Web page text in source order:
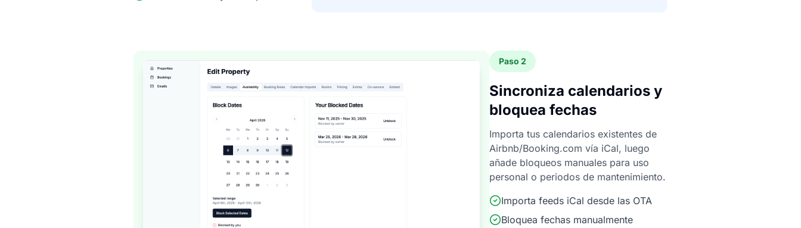
Paso 2
Sincroniza calendarios y
bloquea fechas
Importa tus calendarios existentes de
Airbnb/Booking.com vía iCal, luego
añade bloqueos manuales para uso
personal o periodos de mantenimiento.
Importa feeds iCal desde las OTA
Bloquea fechas manualmente